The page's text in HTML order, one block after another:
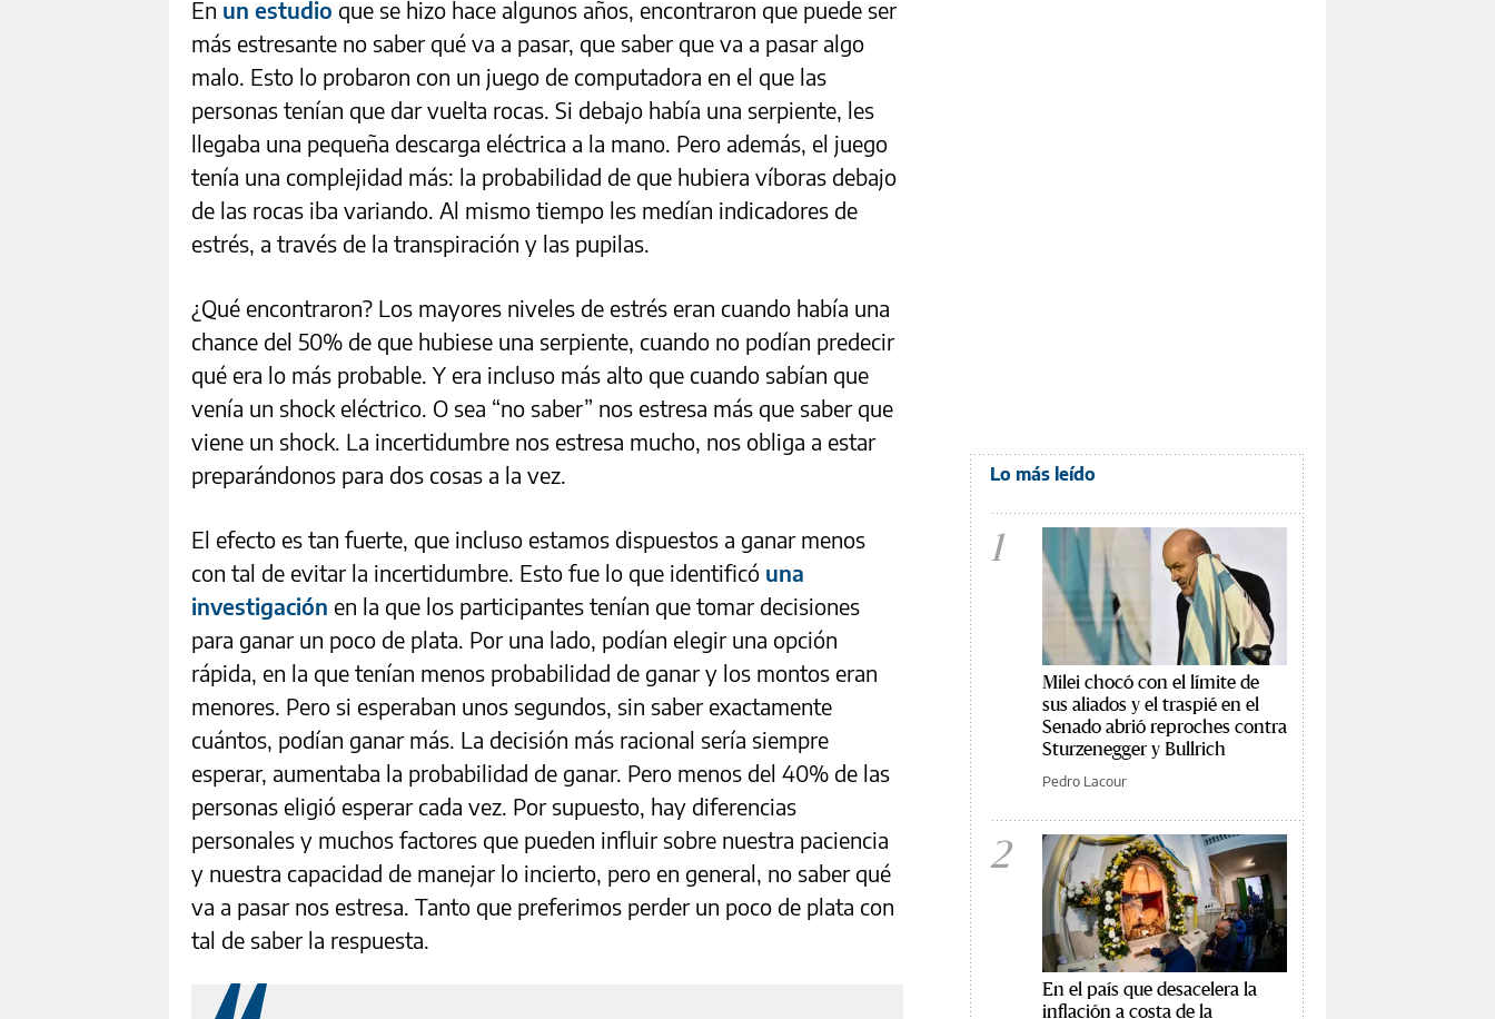
En un estudio que se hizo hace algunos años, encontraron que puede ser
más estresante no saber qué va a pasar, que saber que va a pasar algo
malo. Esto lo probaron con un juego de computadora en el que las
personas tenían que dar vuelta rocas. Si debajo había una serpiente, les
llegaba una pequeña descarga eléctrica a la mano. Pero además, el juego
tenía una complejidad más: la probabilidad de que hubiera víboras debajo
de las rocas iba variando. Al mismo tiempo les medían indicadores de
estrés, a través de la transpiración y las pupilas.
¿Qué encontraron? Los mayores niveles de estrés eran cuando había una
chance del 50% de que hubiese una serpiente, cuando no podían predecir
qué era lo más probable. Y era incluso más alto que cuando sabían que
venía un shock eléctrico. O sea “no saber” nos estresa más que saber que
viene un shock. La incertidumbre nos estresa mucho, nos obliga a estar
preparándonos para dos cosas a la vez.
El efecto es tan fuerte, que incluso estamos dispuestos a ganar menos
con tal de evitar la incertidumbre. Esto fue lo que identificó una
investigación en la que los participantes tenían que tomar decisiones
para ganar un poco de plata. Por una lado, podían elegir una opción
rápida, en la que tenían menos probabilidad de ganar y los montos eran
menores. Pero si esperaban unos segundos, sin saber exactamente
cuántos, podían ganar más. La decisión más racional sería siempre
esperar, aumentaba la probabilidad de ganar. Pero menos del 40% de las
personas eligió esperar cada vez. Por supuesto, hay diferencias
personales y muchos factores que pueden influir sobre nuestra paciencia
y nuestra capacidad de manejar lo incierto, pero en general, no saber qué
va a pasar nos estresa. Tanto que preferimos perder un poco de plata con
tal de saber la respuesta.
Lo más leído
1
Milei chocó con el límite de
sus aliados y el traspié en el
Senado abrió reproches contra
Sturzenegger y Bullrich
Pedro Lacour
2
En el país que desacelera la
inflación a costa de la